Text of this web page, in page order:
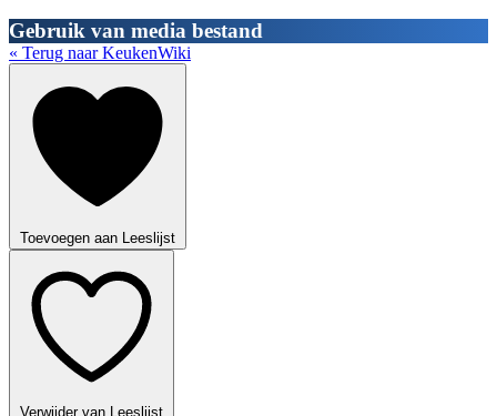
Gebruik van media bestand
« Terug naar KeukenWiki
Toevoegen aan Leeslijst
Verwijder van Leeslijst